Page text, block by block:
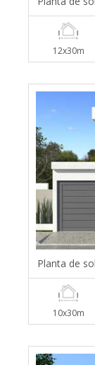
12x30m
Planta de
10x30m